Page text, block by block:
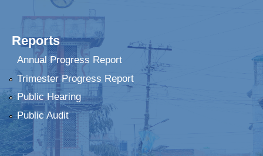
Reports
Annual Progress Report
Trimester Progress Report
Public Hearing
Public Audit